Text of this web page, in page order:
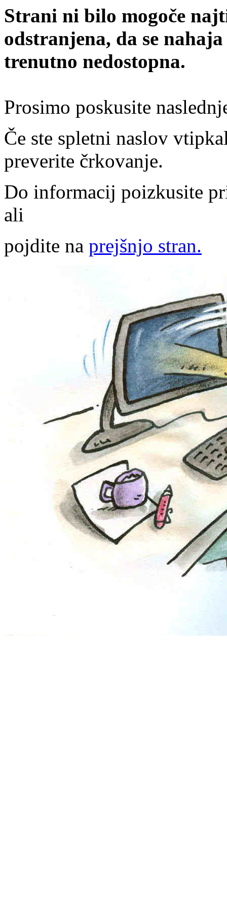
Strani ni bilo mogoče
odstranjena, da se
trenutno nedostopna.
Prosimo poskusite
Če ste spletni naslov
preverite črkovanje.
Do informacij poizkusite
ali
pojdite na prejšnjo stran.